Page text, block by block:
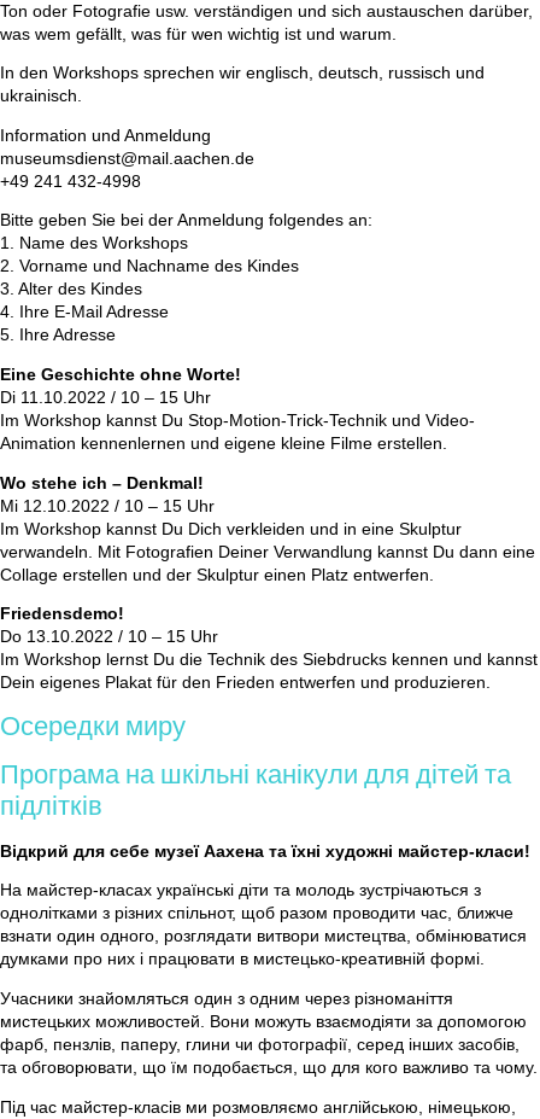
Ton oder Fotografie usw. verständigen und sich austauschen darüber,
was wem gefällt, was für wen wichtig ist und warum.
In den Workshops sprechen wir englisch, deutsch, russisch und
ukrainisch.
Information und Anmeldung
museumsdienst@mail.aachen.de
+49 241 432-4998
Bitte geben Sie bei der Anmeldung folgendes an:
1. Name des Workshops
2. Vorname und Nachname des Kindes
3. Alter des Kindes
4. Ihre E-Mail Adresse
5. Ihre Adresse
Eine Geschichte ohne Worte!
Di 11.10.2022 / 10 – 15 Uhr
Im Workshop kannst Du Stop-Motion-Trick-Technik und Video-
Animation kennenlernen und eigene kleine Filme erstellen.
Wo stehe ich – Denkmal!
Mi 12.10.2022 / 10 – 15 Uhr
Im Workshop kannst Du Dich verkleiden und in eine Skulptur
verwandeln. Mit Fotografien Deiner Verwandlung kannst Du dann eine
Collage erstellen und der Skulptur einen Platz entwerfen.
Friedensdemo!
Do 13.10.2022 / 10 – 15 Uhr
Im Workshop lernst Du die Technik des Siebdrucks kennen und kannst
Dein eigenes Plakat für den Frieden entwerfen und produzieren.
Осередки миру
Програма на шкільні канікули для дітей та
підлітків
Відкрий для себе музеї Аахена та їхні художні майстер-класи!
На майстер-класах українські діти та молодь зустрічаються з
однолітками з різних спільнот, щоб разом проводити час, ближче
взнати один одного, розглядати витвори мистецтва, обмінюватися
думками про них і працювати в мистецько-креативній формі.
Учасники знайомляться один з одним через різноманіття
мистецьких можливостей. Вони можуть взаємодіяти за допомогою
фарб, пензлів, паперу, глини чи фотографії, серед інших засобів,
та обговорювати, що їм подобається, що для кого важливо та чому.
Під час майстер-класів ми розмовляємо англійською, німецькою,